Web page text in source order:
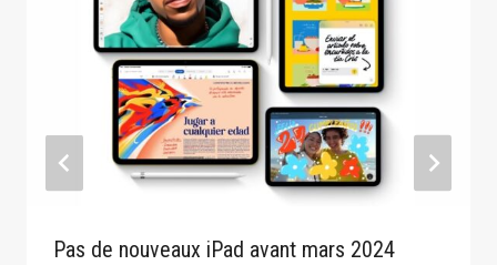
Pas de nouveaux iPad avant mars 2024